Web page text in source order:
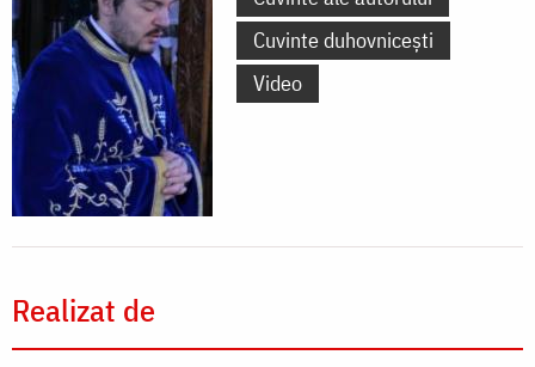
Cuvinte duhovnicești
Video
Realizat de